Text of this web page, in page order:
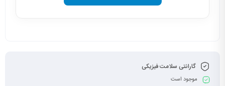
گارانتی سلامت فیزیکی
موجود است